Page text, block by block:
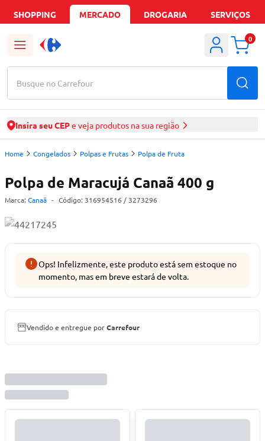
SHOPPING MERCADO DROGARIA SERVIÇOS
Busque no Carrefour
0
Insira seu CEPe veja produtos na sua região
Home Congelados Polpas e Frutas Polpa de Fruta
Polpa de Maracujá Canaã 400 g
Marca: Canaã - Código: 316954516 / 3273296
Ops! Infelizmente, este produto está sem estoque no
momento, mas em breve estará de volta.
Vendido e entregue porCarrefour